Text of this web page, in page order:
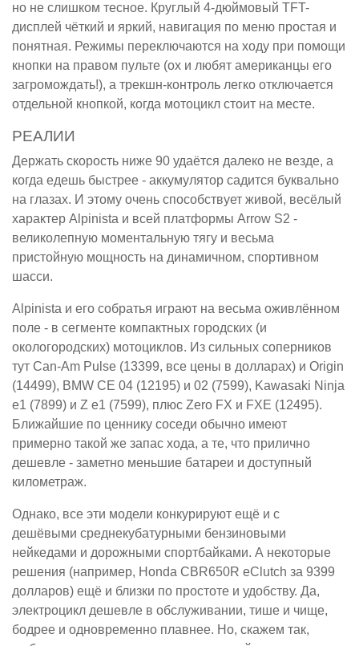
но не слишком тесное. Круглый 4-дюймовый TFT-
дисплей чёткий и яркий, навигация по меню простая и
понятная. Режимы переключаются на ходу при помощи
кнопки на правом пульте (ох и любят американцы его
загромождать!), а трекшн-контроль легко отключается
отдельной кнопкой, когда мотоцикл стоит на месте.
РЕАЛИИ
Держать скорость ниже 90 удаётся далеко не везде, а
когда едешь быстрее - аккумулятор садится буквально
на глазах. И этому очень способствует живой, весёлый
характер Alpinista и всей платформы Arrow S2 -
великолепную моментальную тягу и весьма
пристойную мощность на динамичном, спортивном
шасси.
Alpinista и его собратья играют на весьма оживлённом
поле - в сегменте компактных городских (и
окологородских) мотоциклов. Из сильных соперников
тут Can-Am Pulse (13399, все цены в долларах) и Origin
(14499), BMW CE 04 (12195) и 02 (7599), Kawasaki Ninja
e1 (7899) и Z e1 (7599), плюс Zero FX и FXE (12495).
Ближайшие по ценнику соседи обычно имеют
примерно такой же запас хода, а те, что прилично
дешевле - заметно меньшие батареи и доступный
километраж.
Однако, все эти модели конкурируют ещё и с
дешёвыми среднекубатурными бензиновыми
нейкедами и дорожными спортбайками. А некоторые
решения (например, Honda CBR650R eClutch за 9399
долларов) ещё и близки по простоте и удобству. Да,
электроцикл дешевле в обслуживании, тише и чище,
бодрее и одновременно плавнее. Но, скажем так,